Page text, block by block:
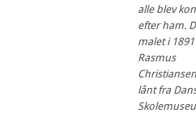
alle blev
efter ham.
malet i
Rasmus
lånt fra